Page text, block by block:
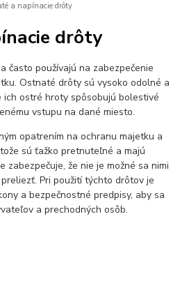
a napínacie drôty
drôty
často používajú na zabezpečenie
Ostnaté drôty sú vysoko odolné a
ostré hroty spôsobujú bolestivé
vstupu na dané miesto.
opatrením na ochranu majetku a
sú ťažko pretnuteľné a majú
zabezpečuje, že nie je možné sa nimi
Pri použití týchto drôtov je
a bezpečnostné predpisy, aby sa
a prechodných osôb.